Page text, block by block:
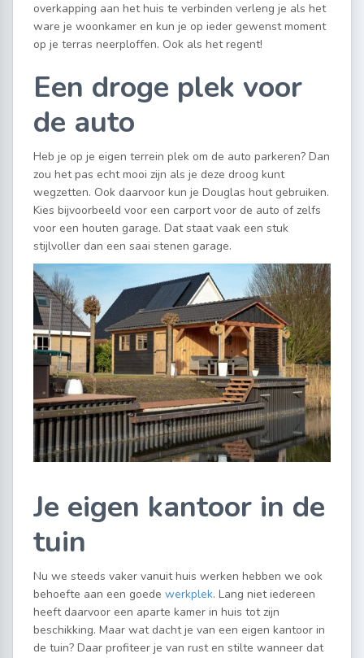
overkapping aan het huis te verbinden verleng je als het
ware je woonkamer en kun je op ieder gewenst moment
op je terras neerploffen. Ook als het regent!
Een droge plek voor
de auto
Heb je op je eigen terrein plek om de auto parkeren? Dan
zou het pas echt mooi zijn als je deze droog kunt
wegzetten. Ook daarvoor kun je Douglas hout gebruiken.
Kies bijvoorbeeld voor een carport voor de auto of zelfs
voor een houten garage. Dat staat vaak een stuk
stijlvoller dan een saai stenen garage.
Je eigen kantoor in de
tuin
Nu we steeds vaker vanuit huis werken hebben we ook
behoefte aan een goede werkplek. Lang niet iedereen
heeft daarvoor een aparte kamer in huis tot zijn
beschikking. Maar wat dacht je van een eigen kantoor in
de tuin? Daar profiteer je van rust en stilte wanneer dat